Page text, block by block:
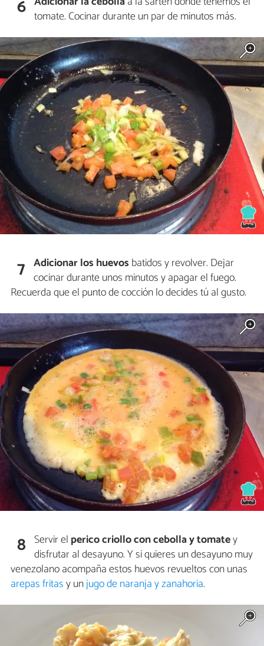
6 tomate. Cocinar durante un par de minutos más.
7 Adicionar los huevos batidos y revolver. Dejar
cocinar durante unos minutos y apagar el fuego.
Recuerda que el punto de cocción lo decides tú al gusto.
8 Servir el perico criollo con cebolla y tomatey
disfrutar al desayuno. Y si quieres un desayuno muy
venezolano acompaña estos huevos revueltos con unas
arepas fritasy unjugo de naranja y zanahoria.